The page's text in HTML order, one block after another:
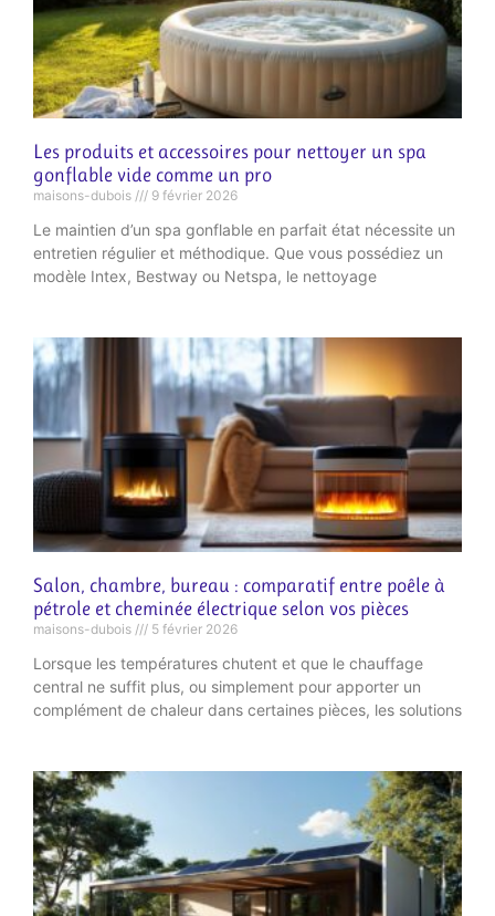
Les produits et accessoires pour nettoyer un spa
gonflable vide comme un pro
maisons-dubois 9 février 2026
Le maintien d’un spa gonflable en parfait état nécessite un
entretien régulier et méthodique. Que vous possédiez un
modèle Intex, Bestway ou Netspa, le nettoyage
Salon, chambre, bureau : comparatif entre poêle à
pétrole et cheminée électrique selon vos pièces
maisons-dubois 5 février 2026
Lorsque les températures chutent et que le chauffage
central ne suffit plus, ou simplement pour apporter un
complément de chaleur dans certaines pièces, les solutions